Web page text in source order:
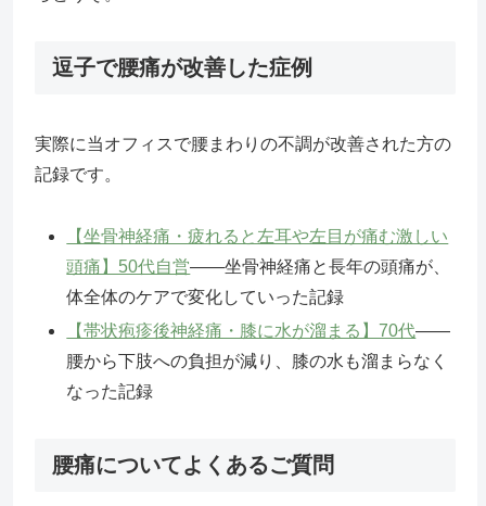
逗子で腰痛が改善した症例
実際に当オフィスで腰まわりの不調が改善された方の
記録です。
【坐骨神経痛・疲れると左耳や左目が痛む激しい
頭痛】50代自営——坐骨神経痛と長年の頭痛が、
体全体のケアで変化していった記録
【帯状疱疹後神経痛・膝に水が溜まる】70代——
腰から下肢への負担が減り、膝の水も溜まらなく
なった記録
腰痛についてよくあるご質問